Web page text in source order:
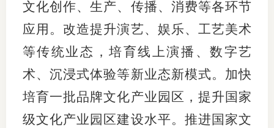
文化创作、生产、传播、消费等各环节
应用。改造提升演艺、娱乐、工艺美术
等传统业态，培育线上演播、数字艺
术、沉浸式体验等新业态新模式。加快
培育一批品牌文化产业园区，提升国家
级文化产业园区建设水平。推进国家文